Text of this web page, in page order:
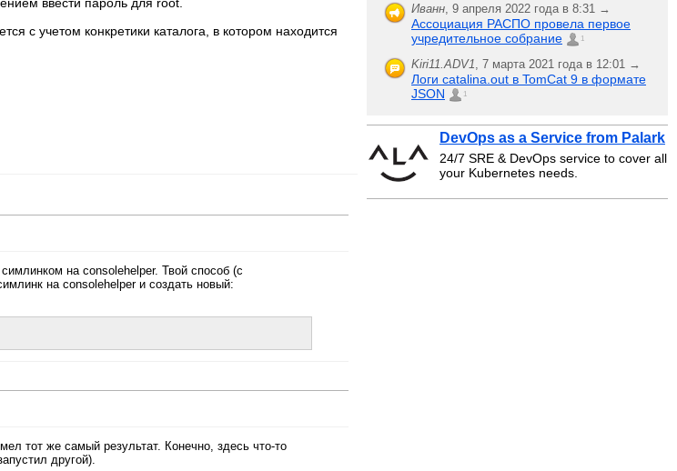
ввести пароль для root.
с учетом конкретики каталога, в котором находится
на consolehelper. Твой способ (с
на consolehelper и создать новый:
тот же самый результат. Конечно, здесь что-то
другой).
Иванн, 9 апреля 2022 года в 8:31 →
Ассоциация РАСПО провела первое
учредительное собрание
1
Kiri11.ADV1, 7 марта 2021 года в 12:01 →
Логи catalina.out в TomCat 9 в формате
JSON
1
DevOps as a Service from Palark
24/7 SRE & DevOps service to cover all
your Kubernetes needs.